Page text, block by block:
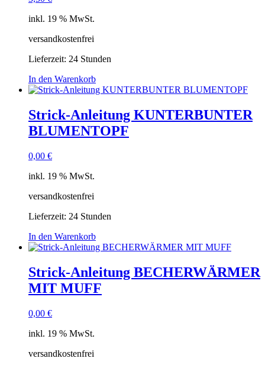
inkl. 19 % MwSt.
versandkostenfrei
Lieferzeit: 24 Stunden
In den Warenkorb
Strick-Anleitung KUNTERBUNTER
BLUMENTOPF
0,00 €
inkl. 19 % MwSt.
versandkostenfrei
Lieferzeit: 24 Stunden
In den Warenkorb
Strick-Anleitung BECHERWÄRMER
MIT MUFF
0,00 €
inkl. 19 % MwSt.
versandkostenfrei